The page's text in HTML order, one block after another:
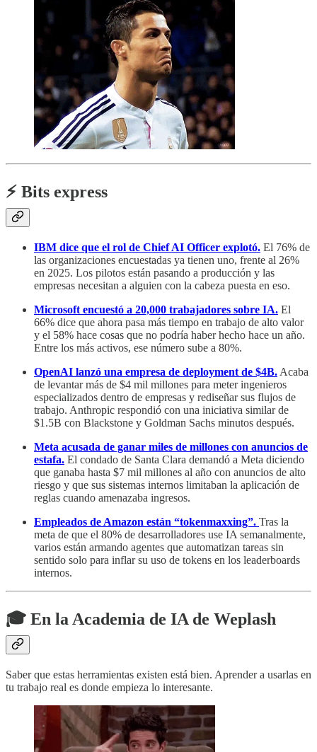
⚡️ Bits express
IBM dice que el rol de Chief AI Officer explotó. El 76% de
las organizaciones encuestadas ya tienen uno, frente al 26%
en 2025. Los pilotos están pasando a producción y las
empresas necesitan a alguien con la cabeza puesta en eso.
Microsoft encuestó a 20,000 trabajadores sobre IA. El
66% dice que ahora pasa más tiempo en trabajo de alto valor
y el 58% hace cosas que no podría haber hecho hace un año.
Entre los más activos, ese número sube a 80%.
OpenAI lanzó una empresa de deployment de $4B. Acaba
de levantar más de $4 mil millones para meter ingenieros
especializados dentro de empresas y rediseñar sus flujos de
trabajo. Anthropic respondió con una iniciativa similar de
$1.5B con Blackstone y Goldman Sachs minutos después.
Meta acusada de ganar miles de millones con anuncios de
estafa. El condado de Santa Clara demandó a Meta diciendo
que ganaba hasta $7 mil millones al año con anuncios de alto
riesgo y que sus sistemas internos limitaban la aplicación de
reglas cuando amenazaba ingresos.
Empleados de Amazon están “tokenmaxxing”. Tras la
meta de que el 80% de desarrolladores use IA semanalmente,
varios están armando agentes que automatizan tareas sin
sentido solo para inflar su uso de tokens en los leaderboards
internos.
🎓 En la Academia de IA de Weplash
Saber que estas herramientas existen está bien. Aprender a usarlas en
tu trabajo real es donde empieza lo interesante.